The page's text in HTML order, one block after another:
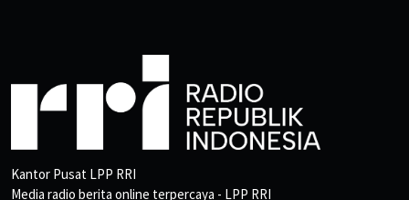
Kantor Pusat LPP RRI
Media radio berita online terpercaya - LPP RRI